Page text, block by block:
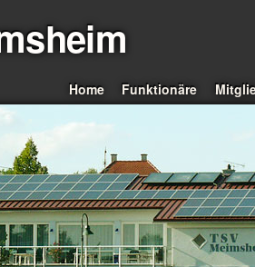
Home Funktionäre